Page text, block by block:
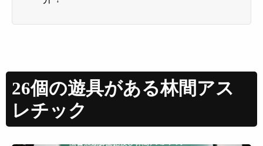
26個の遊具がある林間アス
レチック